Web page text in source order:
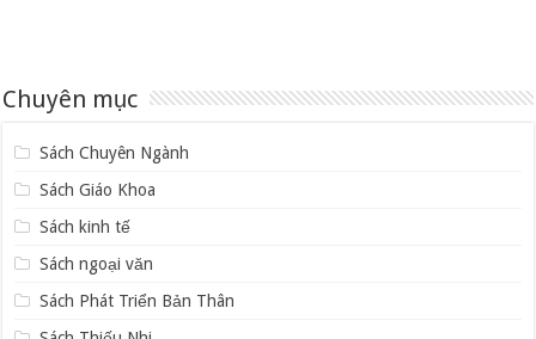
Chuyên mục
Sách Chuyên Ngành
Sách Giáo Khoa
Sách kinh tế
Sách ngoại văn
Sách Phát Triển Bản Thân